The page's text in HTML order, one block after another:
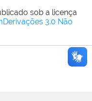
sob a licença
3.0 Não